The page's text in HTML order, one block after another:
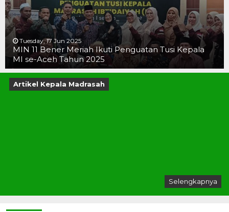
Tuesday, 17 Jun 2025
MIN 11 Bener Meriah Ikuti Penguatan Tusi Kepala
MI se-Aceh Tahun 2025
Artikel Kepala Madrasah
Selengkapnya
19 JUN 2025
19 JUN 2025
16 JUN 2025